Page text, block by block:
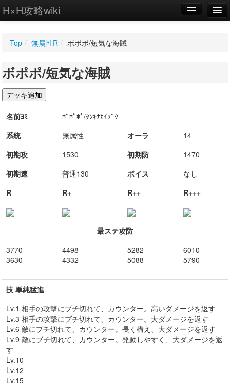
H×H攻略wiki
WIKI
設定
Top / 無属性R / ボポポ/短気な海賊
ボポポ/短気な海賊
名前ﾖﾐ
ﾎﾞﾎﾟﾎﾟ/ﾀﾝｷﾅｶｲｿﾞｸ
系統
無属性 オーラ
14
初期攻
1530 初期防
1470
初期速
普通130 ボイス
なし
R
R+ R++ R+++
最ステ攻防
3770
3630
4498
4332
5282
5088
6010
5790
技 単純猛進
Lv.1 相手の攻撃にブチ切れて、カウンター。高いダメージを返す
Lv.3 相手の攻撃にブチ切れて、カウンター。大ダメージを返す
Lv.6 敵にブチ切れて、カウンター。長く構え、大ダメージを返す
Lv.9 敵にブチ切れて、カウンター。発動しやすく、大ダメージを返
す
Lv.10
Lv.12
Lv.15